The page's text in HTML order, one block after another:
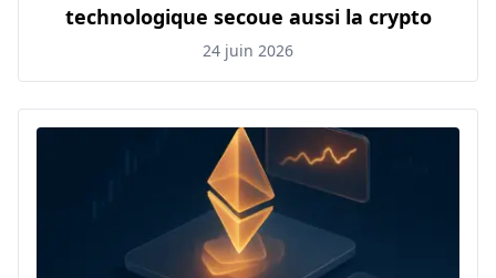
technologique secoue aussi la crypto
24 juin 2026